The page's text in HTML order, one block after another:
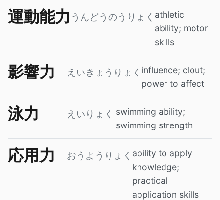
運動能力 うんどうのうりょく athletic
ability; motor
skills
影響力 えいきょうりょく influence; clout;
power to affect
泳力 えいりょく
swimming ability;
swimming strength
応用力 おうようりょく ability to apply
knowledge;
practical
application skills